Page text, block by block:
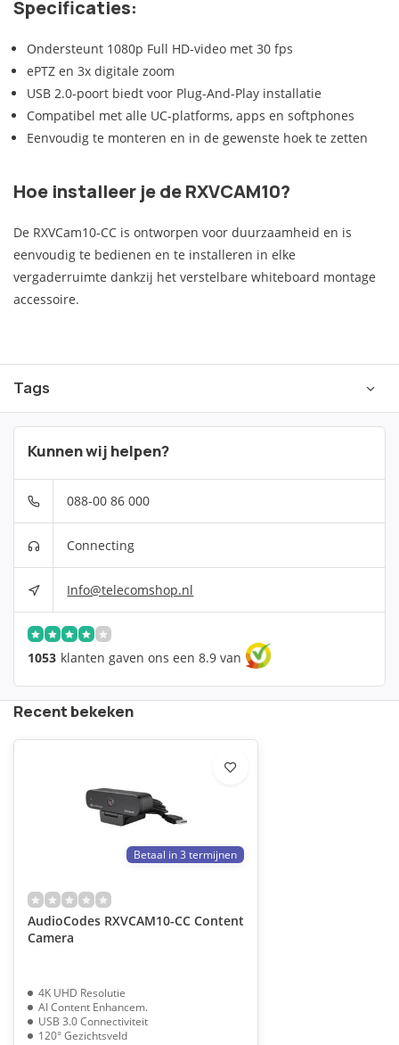
Specificaties:
Ondersteunt 1080p Full HD-video met 30 fps
ePTZ en 3x digitale zoom
USB 2.0-poort biedt voor Plug-And-Play installatie
Compatibel met alle UC-platforms, apps en softphones
Eenvoudig te monteren en in de gewenste hoek te zetten
Hoe installeer je de RXVCAM10?
De RXVCam10-CC is ontworpen voor duurzaamheid en is
eenvoudig te bedienen en te installeren in elke
vergaderruimte dankzij het verstelbare whiteboard montage
accessoire.
Tags
Kunnen wij helpen?
088-00 86 000
Connecting
Info@telecomshop.nl
1053 klanten gaven ons een 8.9 van
Recent bekeken
Betaal in 3 termijnen
AudioCodes RXVCAM10-CC Content
Camera
4K UHD Resolutie
AI Content Enhancem.
USB 3.0 Connectiviteit
120° Gezichtsveld